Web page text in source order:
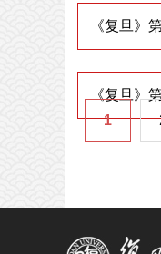
《复旦》
《复旦》
1